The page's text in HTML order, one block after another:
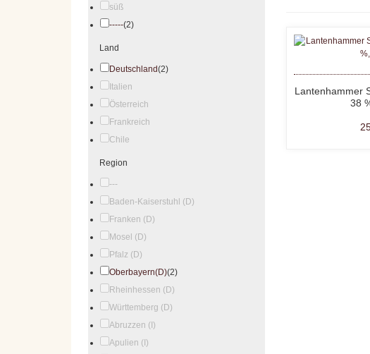
Lantenhammer
38
süß
-----(2)
Land
Deutschland(2)
Italien
Österreich
Frankreich
Chile
Region
---
Baden-Kaiserstuhl (D)
Franken (D)
Mosel (D)
Pfalz (D)
Oberbayern(D)(2)
Rheinhessen (D)
Württemberg (D)
Abruzzen (I)
Apulien (I)